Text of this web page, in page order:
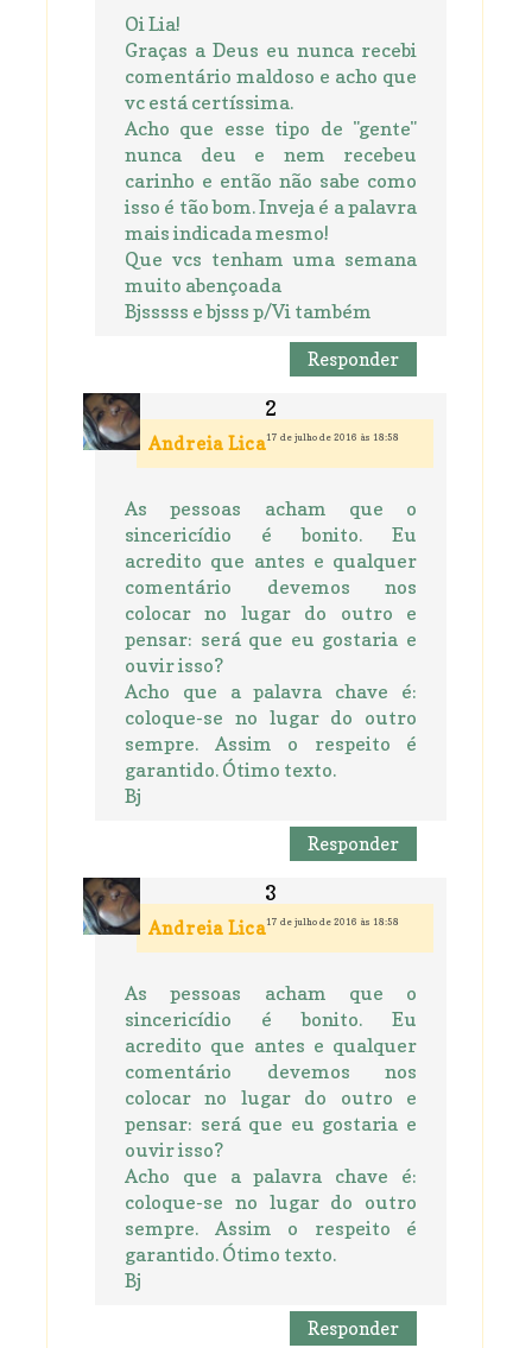
Oi Lia!
Graças a Deus eu nunca recebi
comentário maldoso e acho que
vc está certíssima.
Acho que esse tipo de "gente"
nunca deu e nem recebeu
carinho e então não sabe como
isso é tão bom. Inveja é a palavra
mais indicada mesmo!
Que vcs tenham uma semana
muito abençoada
Bjsssss e bjsss p/Vi também
Responder
Andreia Lica17 de julho de 2016 às 18:58
As pessoas acham que o
sincericídio é bonito. Eu
acredito que antes e qualquer
comentário devemos nos
colocar no lugar do outro e
pensar: será que eu gostaria e
ouvir isso?
Acho que a palavra chave é:
coloque-se no lugar do outro
sempre. Assim o respeito é
garantido. Ótimo texto.
Bj
Responder
Andreia Lica17 de julho de 2016 às 18:58
As pessoas acham que o
sincericídio é bonito. Eu
acredito que antes e qualquer
comentário devemos nos
colocar no lugar do outro e
pensar: será que eu gostaria e
ouvir isso?
Acho que a palavra chave é:
coloque-se no lugar do outro
sempre. Assim o respeito é
garantido. Ótimo texto.
Bj
Responder